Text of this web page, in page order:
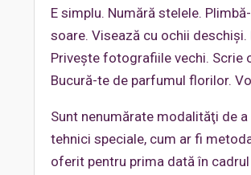
E simplu. Numără stelele.
soare. Visează cu ochii
Priveşte fotografiile vechi. Scrie
Bucură-te de parfumul florilor.
Sunt nenumărate modalităţi de
tehnici speciale, cum ar fi
oferit pentru prima dată în